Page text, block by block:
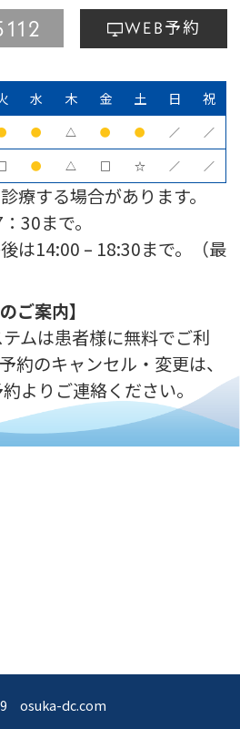
WEB予約
水 木 金 土 日
祝
● △ ● ● ／ ／
● △ □ ☆ ／ ／
療する場合があります。
30まで。
は14:00 – 18:30まで。（最
ご案内】
ムは患者様に無料でご利
約のキャンセル・変更は、
よりご連絡ください。
osuka-dc.com